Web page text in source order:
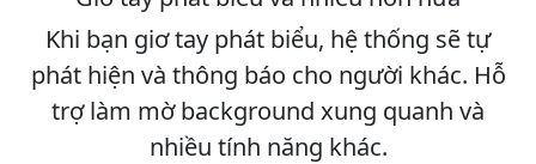
Khi bạn giơ tay phát biểu, hệ thống sẽ tự
phát hiện và thông báo cho người khác. Hỗ
trợ làm mờ background xung quanh và
nhiều tính năng khác.